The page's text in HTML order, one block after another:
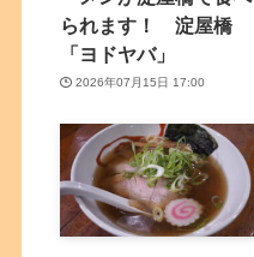
られます！ 淀屋橋
「ヨドヤバ」
2026年07月15日 17:00